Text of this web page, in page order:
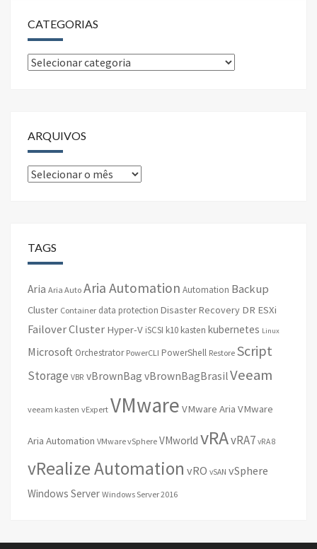
CATEGORIAS
Categorias
ARQUIVOS
Arquivos
TAGS
Aria Aria Auto Aria Automation Automation Backup
Cluster Container data protection Disaster Recovery DR ESXi
Failover Cluster Hyper-V iSCSI k10 kasten kubernetes Linux
Microsoft Orchestrator PowerCLI PowerShell Restore Script
Storage VBR vBrownBag vBrownBagBrasilVeeam
veeam kasten vExpert VMware VMware Aria VMware
Aria Automation VMware vSphere VMworld vRAvRA7 vRA 8
vRealize Automation vRO vSAN vSphere
Windows Server Windows Server 2016